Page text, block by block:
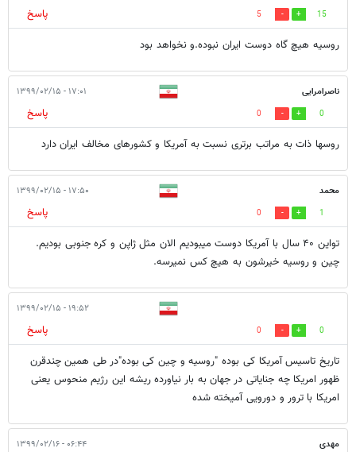
15
5
پاسخ
روسیه هیچ گاه دوست ایران نبوده.و نخواهد بود
ناصرامرایی ۱۷:۰۱ - ۱۳۹۹/۰۲/۱۵
0
0
پاسخ
روسها ذات به مراتب برتری نسبت به آمریکا و کشورهای مخالف ایران دارد
محمد ۱۷:۵۰ - ۱۳۹۹/۰۲/۱۵
1
0
پاسخ
تو‌این ۴۰ سال با آمریکا دوست میبودیم الان مثل ژاپن و کره جنوبی بودیم.
چین و روسیه خیرشون به هیچ کس نمیرسه.
۱۹:۵۲ - ۱۳۹۹/۰۲/۱۵
0
0
پاسخ
تاریخ تاسیس آمریکا کی بوده "روسیه و چین کی بوده"در طی همین چندقرن
ظهور امریکا چه جنایاتی در جهان به بار نیاورده ریشه این رژیم منحوس یعنی
امریکا با ترور و دورویی آمیخته شده
مهدی ۰۶:۴۴ - ۱۳۹۹/۰۲/۱۶